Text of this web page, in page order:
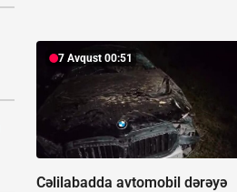
7 Avqust 00:51
Cəlilabadda avtomobil dərəyə